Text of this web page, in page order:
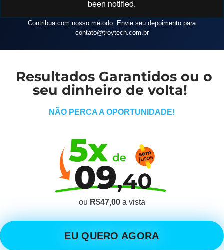
Contribua com nosso método. Envie seu depoimento para
contato@troytech.com.br
Resultados Garantidos ou o
seu dinheiro de volta!
NÃO PERCA A OPORTUNIDADE!
ou R$47,00a vista
EU QUERO AGORA